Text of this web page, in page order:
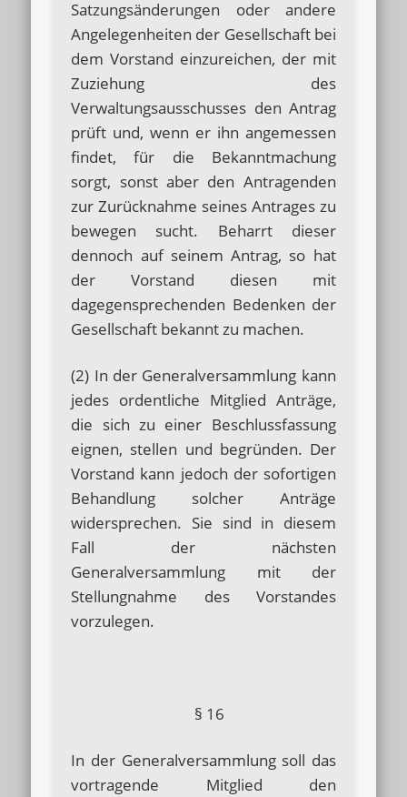
Satzungsänderungen oder andere
Angelegenheiten der Gesellschaft bei
dem Vorstand einzureichen, der mit
Zuziehung des
Verwaltungsausschusses den Antrag
prüft und, wenn er ihn angemessen
findet, für die Bekanntmachung
sorgt, sonst aber den Antragenden
zur Zurücknahme seines Antrages zu
bewegen sucht. Beharrt dieser
dennoch auf seinem Antrag, so hat
der Vorstand diesen mit
dagegensprechenden Bedenken der
Gesellschaft bekannt zu machen.
(2) In der Generalversammlung kann
jedes ordentliche Mitglied Anträge,
die sich zu einer Beschlussfassung
eignen, stellen und begründen. Der
Vorstand kann jedoch der sofortigen
Behandlung solcher Anträge
widersprechen. Sie sind in diesem
Fall der nächsten
Generalversammlung mit der
Stellungnahme des Vorstandes
vorzulegen.
§ 16
In der Generalversammlung soll das
vortragende Mitglied den